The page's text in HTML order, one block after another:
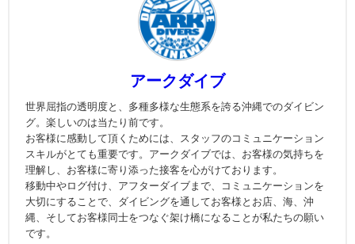
アークダイブ
世界屈指の透明度と、多種多様な生態系を誇る沖縄でのダイビン
グ。楽しいのは当たり前です。
お客様に感動して頂くためには、スタッフのコミュニケーション
スキルがとても重要です。アークダイブでは、お客様の気持ちを
理解し、お客様に寄り添った接客を心がけております。
移動中やログ付け、アフターダイブまで、コミュニケーションを
大切にすることで、ダイビングを通してお客様とお店、海、沖
縄、そしてお客様同士をつなぐ架け橋になることが私たちの願い
です。